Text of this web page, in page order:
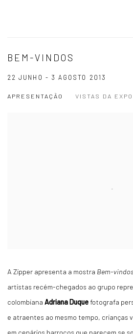
BEM-VINDOS
22 JUNHO - 3 AGOSTO 2013
APRESENTAÇÃO VISTAS DA
A Zipper apresenta a mostra Bem-
artistas recém-chegados ao grupo
colombiana Adriana Duque fotografa
e atraentes ao mesmo tempo, crianças
em cenários barrocos que parecem se